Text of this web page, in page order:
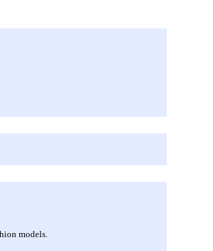
models.